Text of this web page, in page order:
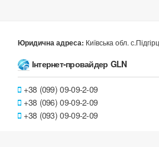
Юридична адреса: Київська обл.
Інтернет-провайдер GLN
+38 (099) 09-09-2-09
+38 (096) 09-09-2-09
+38 (093) 09-09-2-09